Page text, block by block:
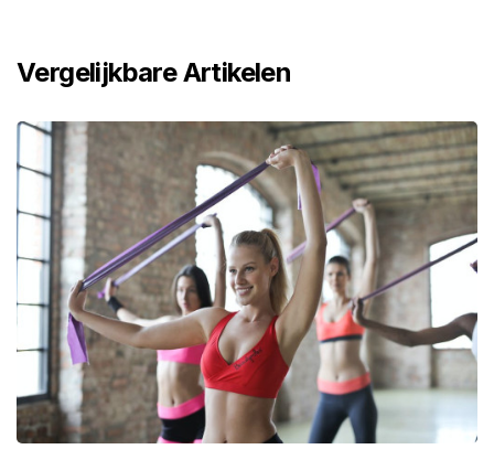
Vergelijkbare Artikelen